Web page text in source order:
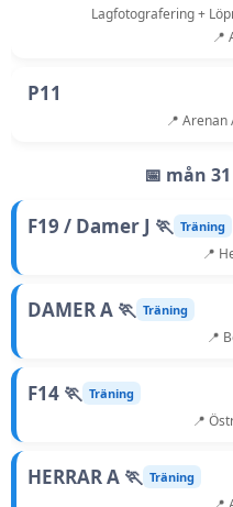
Lagfotografering +
📍
P11
📍 Arenan
📅 mån
F19 / Damer J 🏃 Träning
📍
DAMER A 🏃 Träning
📍
F14 🏃 Träning
📍
HERRAR A 🏃 Träning